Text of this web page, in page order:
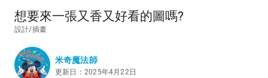
想要來一張又香又好看的圖嗎?
設計/插畫
米奇魔法師
更新日：2025年4月22日